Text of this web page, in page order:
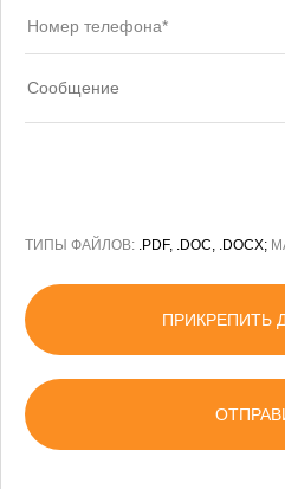
ТИПЫ ФАЙЛОВ: .PDF, .DOC, .DOCX;
ПРИКРЕПИТЬ